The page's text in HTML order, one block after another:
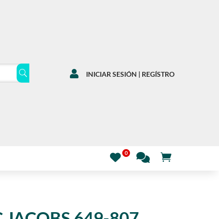
 INICIAR SESIÓN | REGÍSTRO